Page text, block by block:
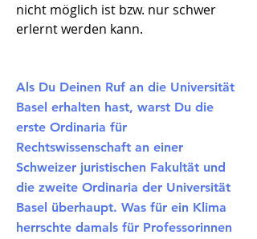
nicht möglich ist bzw. nur schwer
erlernt werden kann.
Als Du Deinen Ruf an die Universität
Basel erhalten hast, warst Du die
erste Ordinaria für
Rechtswissenschaft an einer
Schweizer juristischen Fakultät und
die zweite Ordinaria der Universität
Basel überhaupt. Was für ein Klima
herrschte damals für Professorinnen